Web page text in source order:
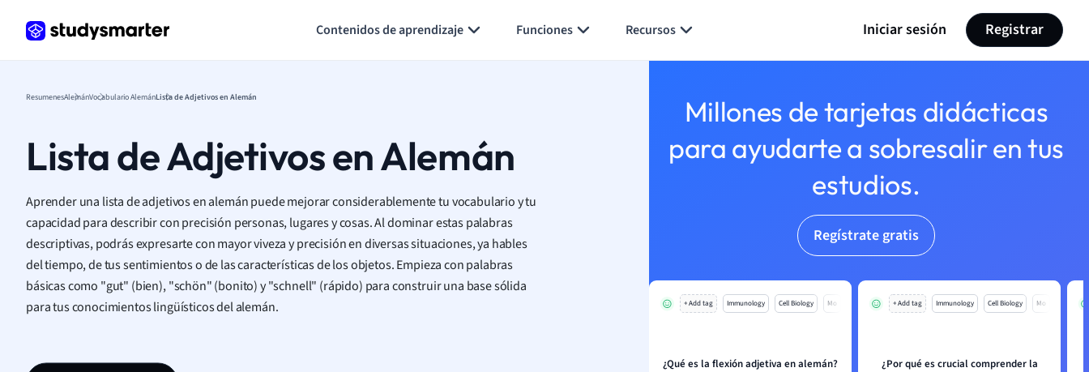
Contenidos de aprendizaje Funciones Recursos Iniciar sesión Registrar
ResumenesAlemánVocabulario AlemánLista de Adjetivos en Alemán
Lista de Adjetivos en Alemán
Aprender una lista de adjetivos en alemán puede mejorar considerablemente tu vocabulario y tu
capacidad para describir con precisión personas, lugares y cosas. Al dominar estas palabras
descriptivas, podrás expresarte con mayor viveza y precisión en diversas situaciones, ya hables
del tiempo, de tus sentimientos o de las características de los objetos. Empieza con palabras
básicas como "gut" (bien), "schön" (bonito) y "schnell" (rápido) para construir una base sólida
para tus conocimientos lingüísticos del alemán.
Millones de tarjetas didácticas
para ayudarte a sobresalir en tus
estudios.
Regístrate gratis
+ Add tag Immunology Cell Biology Mo
¿Qué es la flexión adjetiva en alemán?
+ Add tag Immunology Cell Biology Mo
¿Por qué es crucial comprender la